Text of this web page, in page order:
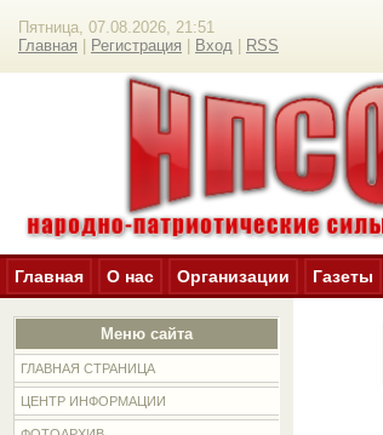
Пятница, 07.08.2026, 21:51
Главная
Регистрация Вход RSS
Главная О нас Организации Газеты
Меню сайта
ГЛАВНАЯ СТРАНИЦА
ЦЕНТР ИНФОРМАЦИИ